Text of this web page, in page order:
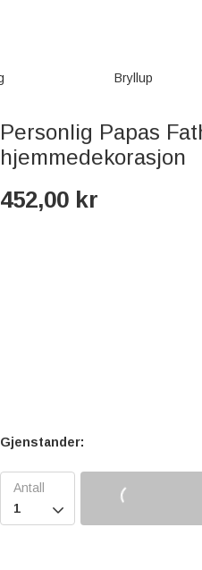
Bryllup
Personlig Papas
hjemmedekorasjon
452,00 kr
Gjenstander:
